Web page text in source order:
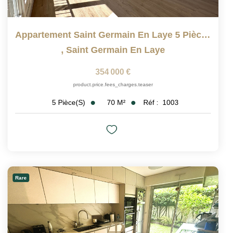
Appartement Saint Germain En Laye 5 Pièce(s) 70.19 M2
, Saint Germain En Laye
354 000 €
product.price.fees_charges.teaser
5 Pièce(s) 70 M² Réf : 1003
Rare